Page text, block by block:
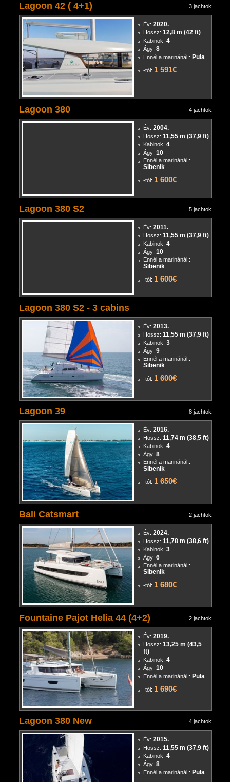
Lagoon 42 ( 4+1) 3 jachtok
Év: 2020.
Hossz: 12,8 m (42 ft)
Kabinok: 4
Ágy: 8
Ennél a marinánál:: Pula
-tól: 1 591€
Lagoon 380 4 jachtok
Év: 2004.
Hossz: 11,55 m (37,9 ft)
Kabinok: 4
Ágy: 10
Ennél a marinánál::
Sibenik
-tól: 1 600€
Lagoon 380 S2 5 jachtok
Év: 2011.
Hossz: 11,55 m (37,9 ft)
Kabinok: 4
Ágy: 10
Ennél a marinánál::
Sibenik
-tól: 1 600€
Lagoon 380 S2 - 3 cabins
Év: 2013.
Hossz: 11,55 m (37,9 ft)
Kabinok: 3
Ágy: 9
Ennél a marinánál::
Sibenik
-tól: 1 600€
Lagoon 39 8 jachtok
Év: 2016.
Hossz: 11,74 m (38,5 ft)
Kabinok: 4
Ágy: 8
Ennél a marinánál::
Sibenik
-tól: 1 650€
Bali Catsmart 2 jachtok
Év: 2024.
Hossz: 11,78 m (38,6 ft)
Kabinok: 3
Ágy: 6
Ennél a marinánál::
Sibenik
-tól: 1 680€
Fountaine Pajot Helia 44 (4+2) 2 jachtok
Év: 2019.
Hossz: 13,25 m (43,5
ft)
Kabinok: 4
Ágy: 10
Ennél a marinánál:: Pula
-tól: 1 690€
Lagoon 380 New 4 jachtok
Év: 2015.
Hossz: 11,55 m (37,9 ft)
Kabinok: 4
Ágy: 8
Ennél a marinánál:: Pula